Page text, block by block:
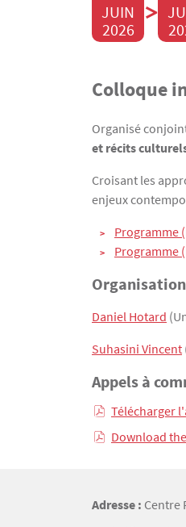
JUIN
2026 >
Texte
Colloque
Organisé
et récits
Croisant les
enjeux
Programme
Programme
Daniel Hotard
Suhasini Vincent
Appels à
Télécharger
Download
Adresse : Centre